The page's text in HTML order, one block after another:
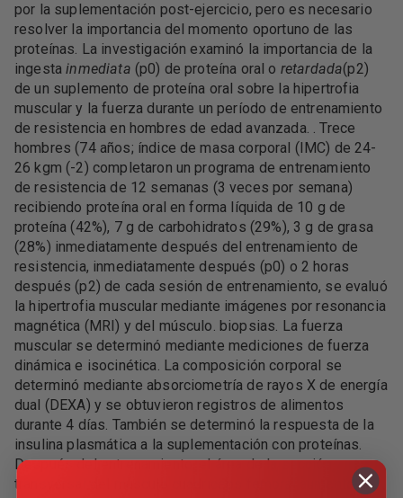
por la suplementación post-ejercicio, pero es necesario
resolver la importancia del momento oportuno de las
proteínas. La investigación examinó la importancia de la
ingestainmediata (p0) de proteína oral o retardada(p2)
de un suplemento de proteína oral sobre la hipertrofia
muscular y la fuerza durante un período de entrenamiento
de resistencia en hombres de edad avanzada. . Trece
hombres (74 años; índice de masa corporal (IMC) de 24-
26 kgm (-2) completaron un programa de entrenamiento
de resistencia de 12 semanas (3 veces por semana)
recibiendo proteína oral en forma líquida de 10 g de
proteína (42%), 7 g de carbohidratos (29%), 3 g de grasa
(28%) inmediatamente después del entrenamiento de
resistencia, inmediatamente después (p0) o 2 horas
después (p2) de cada sesión de entrenamiento, se evaluó
la hipertrofia muscular mediante imágenes por resonancia
magnética (MRI) y del músculo. biopsias. La fuerza
muscular se determinó mediante mediciones de fuerza
dinámica e isocinética. La composición corporal se
determinó mediante absorciometría de rayos X de energía
dual (DEXA) y se obtuvieron registros de alimentos
durante 4 días. También se determinó la respuesta de la
insulina plasmática a la suplementación con proteínas.
Después del entrenamiento, el área de la sección
transversal del músculo cuádriceps femoral aumentó de